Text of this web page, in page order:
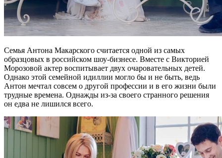
Семья Антона Макарского считается одной из самых
образцовых в российском шоу-бизнесе. Вместе с Викторией
Морозовой актер воспитывает двух очаровательных детей.
Однако этой семейной идиллии могло бы и не быть, ведь
Антон мечтал совсем о другой профессии и в его жизни были
трудные времена. Однажды из-за своего странного решения
он едва не лишился всего.